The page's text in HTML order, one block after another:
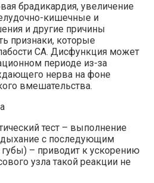
брадикардия, увеличение
кишечные и
и другие причины
признаки, которые
СА. Дисфункция может
периоде из-за
нерва на фоне
вмешательства.
тест – выполнение
с последующим
– приводит к ускорению
узла такой реакции не